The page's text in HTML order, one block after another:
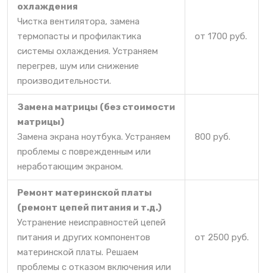
охлаждения
Чистка вентилятора, замена
термопасты и профилактика
системы охлаждения. Устраняем
перегрев, шум или снижение
производительности.
от 1700 руб.
Замена матрицы (без стоимости
матрицы)
Замена экрана ноутбука. Устраняем
проблемы с поврежденным или
неработающим экраном.
800 руб.
Ремонт материнской платы
(ремонт цепей питания и т.д.)
Устранение неисправностей цепей
питания и других компонентов
материнской платы. Решаем
проблемы с отказом включения или
от 2500 руб.